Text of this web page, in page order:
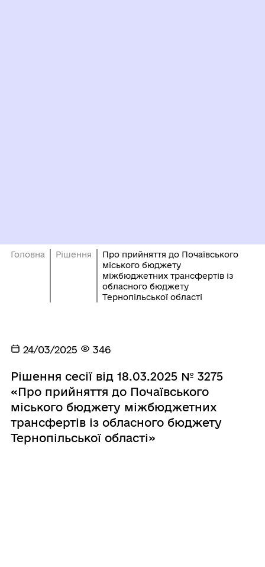
Головна Рішення
Про прийняття до Почаївського
міського бюджету
міжбюджетних трансфертів із
обласного бюджету
Тернопільської області
24/03/2025 346
Рішення сесії від 18.03.2025 № 3275
«Про прийняття до Почаївського
міського бюджету міжбюджетних
трансфертів із обласного бюджету
Тернопільської області»